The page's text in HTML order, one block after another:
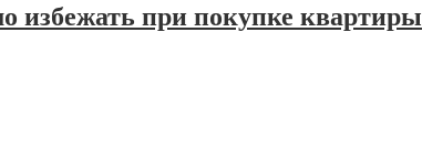
избежать при покупке квартиры